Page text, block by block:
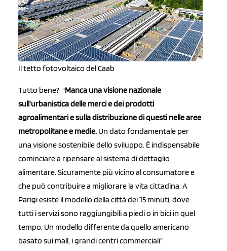
Il tetto fotovoltaico del Caab
Tutto bene? "Manca una visione nazionale
sull’urbanistica delle merci e dei prodotti
agroalimentari e sulla distribuzione di questi nelle aree
metropolitane e medie. Un dato fondamentale per
una visione sostenibile dello sviluppo. È indispensabile
cominciare a ripensare al sistema di dettaglio
alimentare. Sicuramente più vicino al consumatore e
che può contribuire a migliorare la vita cittadina. A
Parigi esiste il modello della città dei 15 minuti, dove
tutti i servizi sono raggiungibili a piedi o in bici in quel
tempo. Un modello differente da quello americano
basato sui mall, i grandi centri commerciali”.